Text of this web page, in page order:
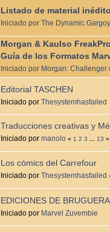
Listado de material
Iniciado por The Dynamic
Morgan & Kaulso
Guía de los Formatos
Iniciado por Morgan:
Editorial TASCHEN
Iniciado por Thesystemhasfailed
Traducciones creativas y
Iniciado por manolo « 1 2 3 ... 13 »
Los cómics del Carrefour
Iniciado por Thesystemhasfailed
EDICIONES DE BRUGUERA
Iniciado por Marvel Zuvembie